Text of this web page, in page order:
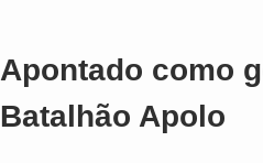
Apontado como
Batalhão Apolo